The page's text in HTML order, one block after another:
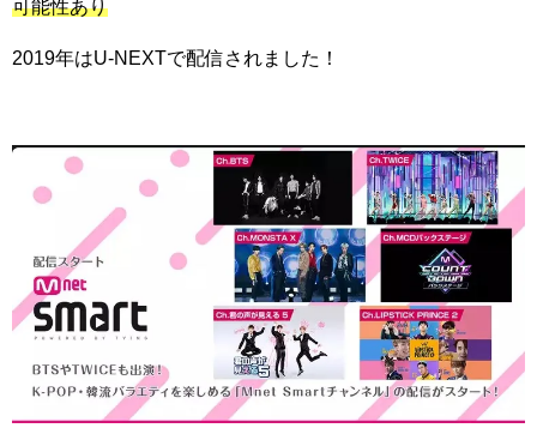
可能性あり
2019年はU-NEXTで配信されました！